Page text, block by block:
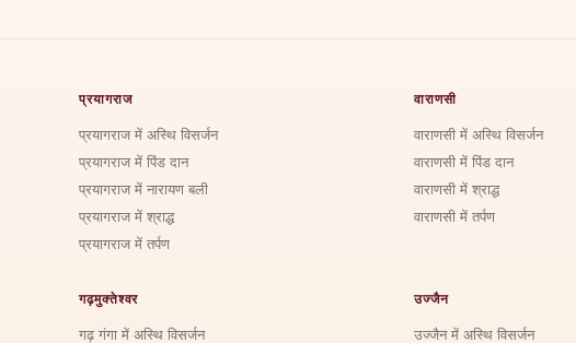
प्रयागराज
प्रयागराज में अस्थि विसर्जन
प्रयागराज में पिंड दान
प्रयागराज में नारायण बली
प्रयागराज में श्राद्ध
प्रयागराज में तर्पण
वाराणसी
वाराणसी में अस्थि विसर्जन
वाराणसी में पिंड दान
वाराणसी में श्राद्ध
वाराणसी में तर्पण
गढ़मुक्तेश्वर
गढ़ गंगा में अस्थि विसर्जन
उज्जैन
उज्जैन में अस्थि विसर्जन